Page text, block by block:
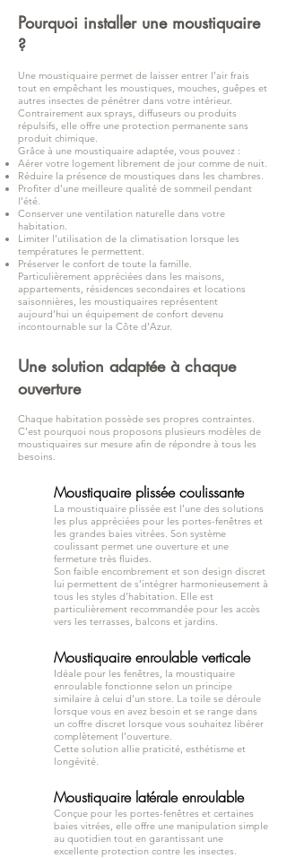
Pourquoi installer une moustiquaire
?
Une moustiquaire permet de laisser entrer l’air frais
tout en empêchant les moustiques, mouches, guêpes et
autres insectes de pénétrer dans votre intérieur.
Contrairement aux sprays, diffuseurs ou produits
répulsifs, elle offre une protection permanente sans
produit chimique.
Grâce à une moustiquaire adaptée, vous pouvez :
Aérer votre logement librement de jour comme de nuit.
Réduire la présence de moustiques dans les chambres.
Profiter d’une meilleure qualité de sommeil pendant
l’été.
Conserver une ventilation naturelle dans votre
habitation.
Limiter l’utilisation de la climatisation lorsque les
températures le permettent.
Préserver le confort de toute la famille.
Particulièrement appréciées dans les maisons,
appartements, résidences secondaires et locations
saisonnières, les moustiquaires représentent
aujourd’hui un équipement de confort devenu
incontournable sur la Côte d’Azur.
Une solution adaptée à chaque
ouverture
Chaque habitation possède ses propres contraintes.
C’est pourquoi nous proposons plusieurs modèles de
moustiquaires sur mesure afin de répondre à tous les
besoins.
Moustiquaire plissée coulissante
La moustiquaire plissée est l’une des solutions
les plus appréciées pour les portes-fenêtres et
les grandes baies vitrées. Son système
coulissant permet une ouverture et une
fermeture très fluides.
Son faible encombrement et son design discret
lui permettent de s’intégrer harmonieusement à
tous les styles d’habitation. Elle est
particulièrement recommandée pour les accès
vers les terrasses, balcons et jardins.
Moustiquaire enroulable verticale
Idéale pour les fenêtres, la moustiquaire
enroulable fonctionne selon un principe
similaire à celui d’un store. La toile se déroule
lorsque vous en avez besoin et se range dans
un coffre discret lorsque vous souhaitez libérer
complètement l’ouverture.
Cette solution allie praticité, esthétisme et
longévité.
Moustiquaire latérale enroulable
Conçue pour les portes-fenêtres et certaines
baies vitrées, elle offre une manipulation simple
au quotidien tout en garantissant une
excellente protection contre les insectes.